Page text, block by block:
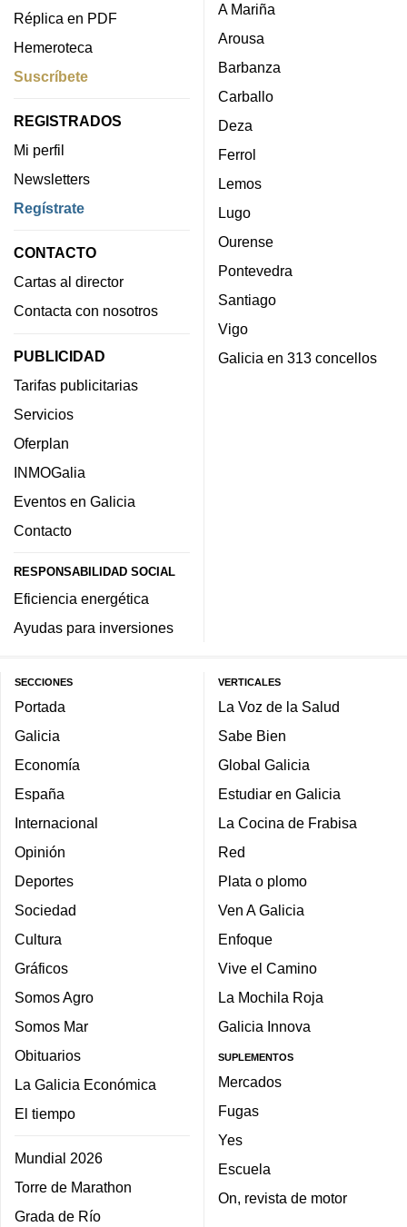
Réplica en PDF
Hemeroteca
Suscríbete
REGISTRADOS
Mi perfil
Newsletters
Regístrate
CONTACTO
Cartas al director
Contacta con nosotros
PUBLICIDAD
Tarifas publicitarias
Servicios
Oferplan
INMOGalia
Eventos en Galicia
Contacto
RESPONSABILIDAD SOCIAL
Eficiencia energética
Ayudas para inversiones
A Mariña
Arousa
Barbanza
Carballo
Deza
Ferrol
Lemos
Lugo
Ourense
Pontevedra
Santiago
Vigo
Galicia en 313 concellos
SECCIONES
Portada
Galicia
Economía
España
Internacional
Opinión
Deportes
Sociedad
Cultura
Gráficos
Somos Agro
Somos Mar
Obituarios
La Galicia Económica
El tiempo
Mundial 2026
Torre de Marathon
Grada de Río
VERTICALES
La Voz de la Salud
Sabe Bien
Global Galicia
Estudiar en Galicia
La Cocina de Frabisa
Red
Plata o plomo
Ven A Galicia
Enfoque
Vive el Camino
La Mochila Roja
Galicia Innova
SUPLEMENTOS
Mercados
Fugas
Yes
Escuela
On, revista de motor